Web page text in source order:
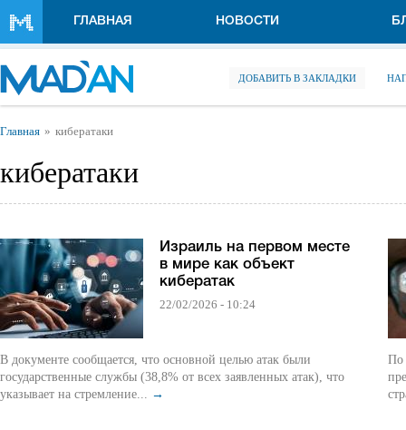
ГЛАВНАЯ НОВОСТИ
ДОБАВИТЬ В ЗАКЛАДКИ
Вы здесь
Главная кибератаки
кибератаки
Израиль на первом месте
в мире как объект
кибератак
22/02/2026 - 10:24
В документе сообщается, что основной целью атак были
государственные службы (38,8% от всех заявленных атак), что
указывает на стремление... →
По